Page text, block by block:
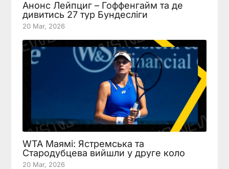
Анонс Лейпциг – Гоффенгайм та де
дивитись 27 тур Бундесліги
20 Mar, 2026
WTA Маямі: Ястремська та
Стародубцева вийшли у друге коло
20 Mar, 2026